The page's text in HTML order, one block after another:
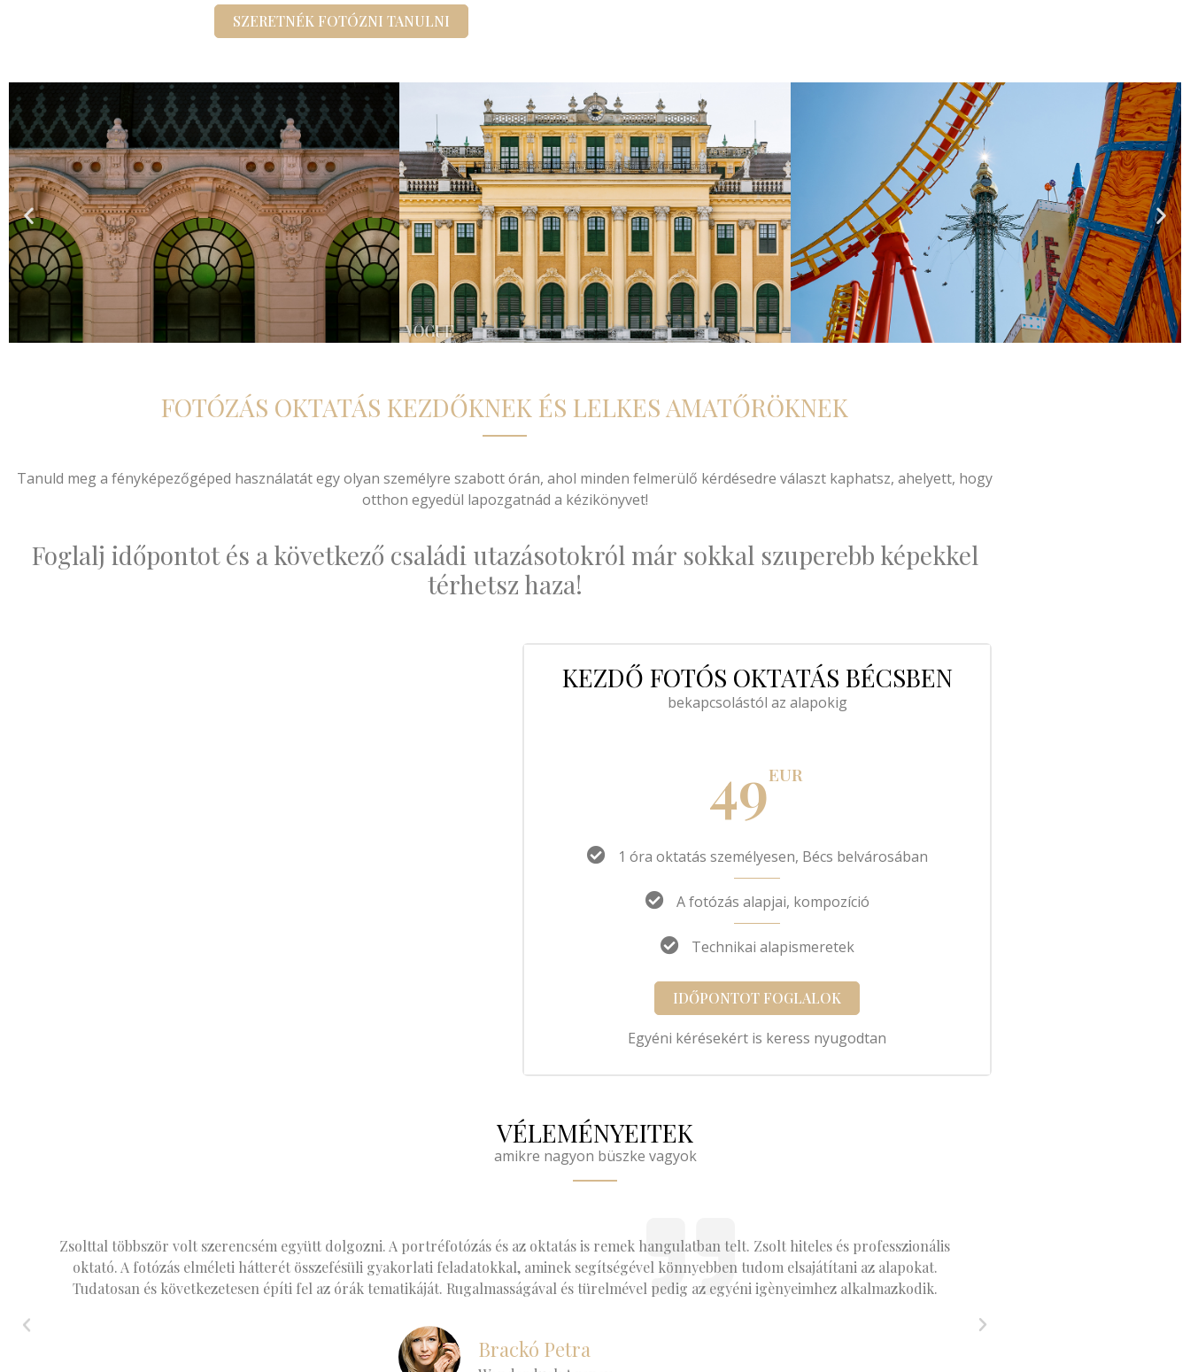
SZERETNÉK FOTÓZNI TANULNI
FOTÓZÁS OKTATÁS KEZDŐKNEK ÉS LELKES AMATŐRÖKNEK
Tanuld meg a fényképezőgéped használatát egy olyan személyre szabott órán, ahol minden felmerülő kérdésedre választ kaphatsz, ahelyett, hogy
otthon egyedül lapozgatnád a kézikönyvet!
Foglalj időpontot és a következő családi utazásotokról már sokkal szuperebb képekkel
térhetsz haza!
KEZDŐ FOTÓS OKTATÁS BÉCSBEN
bekapcsolástól az alapokig
49EUR
1 óra oktatás személyesen, Bécs belvárosában
A fotózás alapjai, kompozíció
Technikai alapismeretek
IDŐPONTOT FOGLALOK
Egyéni kérésekért is keress nyugodtan
VÉLEMÉNYEITEK
amikre nagyon büszke vagyok
Zsolttal többször volt szerencsém együtt dolgozni. A portréfotózás és az oktatás is remek hangulatban telt. Zsolt hiteles és professzionális
oktató. A fotózás elméleti hátterét összefésüli gyakorlati feladatokkal, aminek segítségével könnyebben tudom elsajátítani az alapokat.
Tudatosan és következetesen építi fel az órák tematikáját. Rugalmasságával és türelmével pedig az egyéni igènyeimhez alkalmazkodik.
Brackó Petra